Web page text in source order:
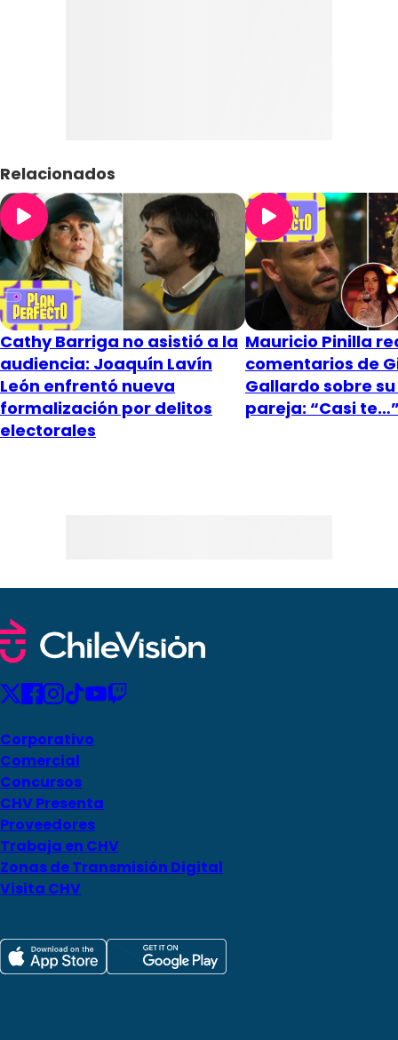
Relacionados
Cathy Barriga no asistió a la
audiencia: Joaquín Lavín
León enfrentó nueva
formalización por delitos
electorales
Mauricio Pinilla
comentarios de
Gallardo sobre
pareja: “Casi
Corporativo
Comercial
Concursos
CHV Presenta
Proveedores
Trabaja en CHV
Zonas de Transmisión Digital
Visita CHV